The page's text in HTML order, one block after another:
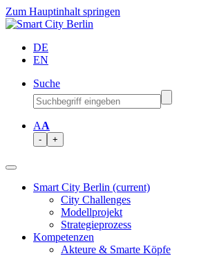
Zum Hauptinhalt springen
DE
EN
Suche
AA
- +
Smart City Berlin (current)
City Challenges
Modellprojekt
Strategieprozess
Kompetenzen
Akteure & Smarte Köpfe